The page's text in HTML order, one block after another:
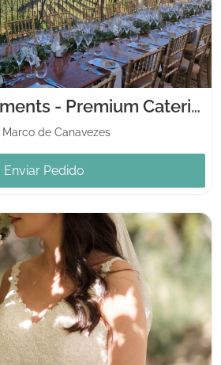
Complicity Moments - Premium Catering
Marco de Canavezes
Enviar Pedido